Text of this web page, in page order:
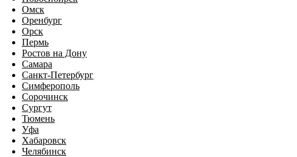
Омск
Оренбург
Орск
Пермь
Ростов на Дону
Самара
Санкт-Петербург
Симферополь
Сорочинск
Сургут
Тюмень
Уфа
Хабаровск
Челябинск